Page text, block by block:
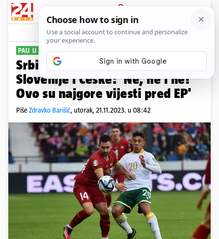
PRIJAVA
Sport Komentari
PALI U ZADNJI POT
Srbi u očaju nakon pobjede
Slovenije i Češke: 'Ne, ne i ne!
Ovo su najgore vijesti pred EP'
PišeZdravko Barišić, utorak, 21.11.2023. u 08:42